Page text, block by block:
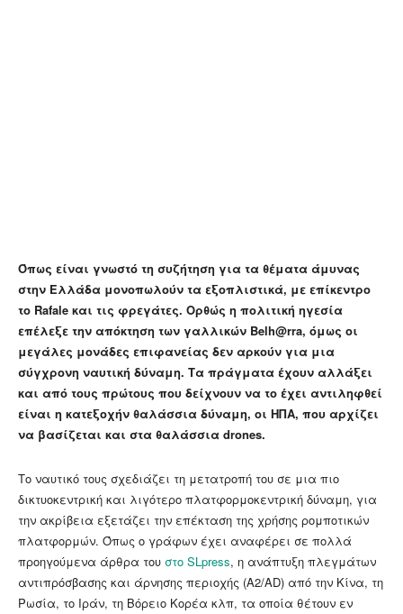
Όπως είναι γνωστό τη συζήτηση για τα θέματα άμυνας
στην Ελλάδα μονοπωλούν τα εξοπλιστικά, με επίκεντρο
το Rafale και τις φρεγάτες. Ορθώς η πολιτική ηγεσία
επέλεξε την απόκτηση των γαλλικών Belh@rra, όμως οι
μεγάλες μονάδες επιφανείας δεν αρκούν για μια
σύγχρονη ναυτική δύναμη. Τα πράγματα έχουν αλλάξει
και από τους πρώτους που δείχνουν να το έχει αντιληφθεί
είναι η κατεξοχήν θαλάσσια δύναμη, οι ΗΠΑ, που αρχίζει
να βασίζεται και στα θαλάσσια drones.
Το ναυτικό τους σχεδιάζει τη μετατροπή του σε μια πιο
δικτυοκεντρική και λιγότερο πλατφορμοκεντρική δύναμη, για
την ακρίβεια εξετάζει την επέκταση της χρήσης ρομποτικών
πλατφορμών. Όπως ο γράφων έχει αναφέρει σε πολλά
προηγούμενα άρθρα του στο SLpress, η ανάπτυξη πλεγμάτων
αντιπρόσβασης και άρνησης περιοχής (A2/AD) από την Κίνα, τη
Ρωσία, το Ιράν, τη Βόρειο Κορέα κλπ, τα οποία θέτουν εν